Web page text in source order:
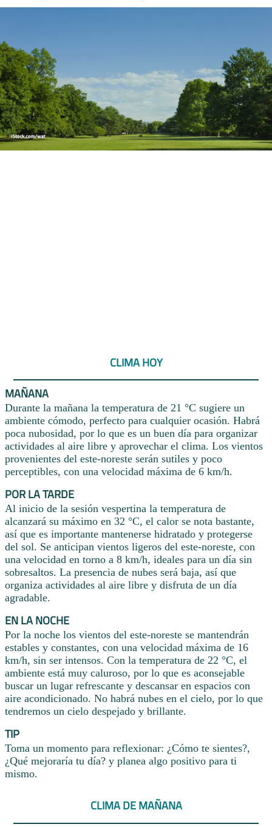
CLIMA HOY
MAÑANA
Durante la mañana la temperatura de 21 °C sugiere un
ambiente cómodo, perfecto para cualquier ocasión. Habrá
poca nubosidad, por lo que es un buen día para organizar
actividades al aire libre y aprovechar el clima. Los vientos
provenientes del este-noreste serán sutiles y poco
perceptibles, con una velocidad máxima de 6 km/h.
POR LA TARDE
Al inicio de la sesión vespertina la temperatura de
alcanzará su máximo en 32 °C, el calor se nota bastante,
así que es importante mantenerse hidratado y protegerse
del sol. Se anticipan vientos ligeros del este-noreste, con
una velocidad en torno a 8 km/h, ideales para un día sin
sobresaltos. La presencia de nubes será baja, así que
organiza actividades al aire libre y disfruta de un día
agradable.
EN LA NOCHE
Por la noche los vientos del este-noreste se mantendrán
estables y constantes, con una velocidad máxima de 16
km/h, sin ser intensos. Con la temperatura de 22 °C, el
ambiente está muy caluroso, por lo que es aconsejable
buscar un lugar refrescante y descansar en espacios con
aire acondicionado. No habrá nubes en el cielo, por lo que
tendremos un cielo despejado y brillante.
TIP
Toma un momento para reflexionar: ¿Cómo te sientes?,
¿Qué mejoraría tu día? y planea algo positivo para ti
mismo.
CLIMA DE MAÑANA